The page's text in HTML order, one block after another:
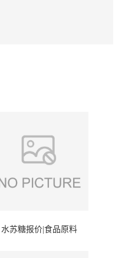
水苏糖报价|食品原料